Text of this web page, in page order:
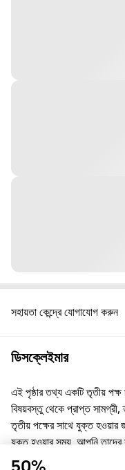
সহায়তা কেন্দ্রে যোগাযোগ করুন
ডিসক্লেইমার
এই পৃষ্ঠার তথ্য একটি তৃতীয় পক্ষ
বিষয়বস্তু থেকে প্রাপ্ত
তৃতীয় পক্ষের সাথে যুক্ত
যুক্ত হওয়ার সময়, আপনি তাদের
চুক্তিতে Uber কোনো পক্ষ